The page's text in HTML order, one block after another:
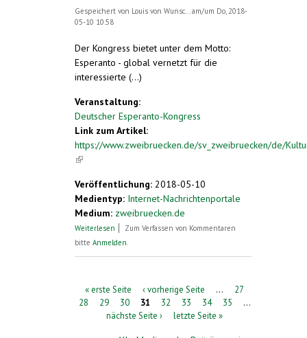
Gespeichert von Louis von Wunsc...am/um Do, 2018-
05-10 10:58
Der Kongress bietet unter dem Motto:
Esperanto - global vernetzt für die
interessierte (...)
Veranstaltung:
Deutscher Esperanto-Kongress
Link zum Artikel:
https://www.zweibruecken.de/sv_zweibruecken/de/
(link is external)
Veröffentlichung: 2018-05-10
Medientyp: Internet-Nachrichtenportale
Medium: zweibruecken.de
Weiterlesen über Deutscher Esperanto-Kongress in
Zum Verfassen von Kommentaren
bitte Anmelden.
Seiten« erste Seite ‹ vorherige Seite …
27
28
29 30 31 32 33 34 35
…
nächste Seite ›
letzte Seite »